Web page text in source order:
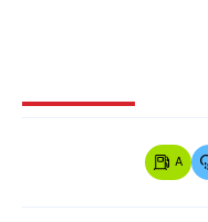
Image 1 sur 3
A